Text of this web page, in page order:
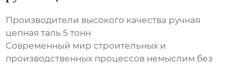
Производители высокого качества ручная
цепная таль 5 тонн
Современный мир строительных и
производственных процессов немыслим без